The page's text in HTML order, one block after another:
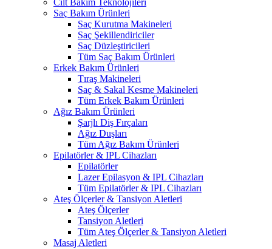
Cilt Bakım Teknolojileri
Saç Bakım Ürünleri
Saç Kurutma Makineleri
Saç Şekillendiriciler
Saç Düzleştiricileri
Tüm Saç Bakım Ürünleri
Erkek Bakım Ürünleri
Tıraş Makineleri
Saç & Sakal Kesme Makineleri
Tüm Erkek Bakım Ürünleri
Ağız Bakım Ürünleri
Şarjlı Diş Fırçaları
Ağız Duşları
Tüm Ağız Bakım Ürünleri
Epilatörler & IPL Cihazları
Epilatörler
Lazer Epilasyon & IPL Cihazları
Tüm Epilatörler & IPL Cihazları
Ateş Ölçerler & Tansiyon Aletleri
Ateş Ölçerler
Tansiyon Aletleri
Tüm Ateş Ölçerler & Tansiyon Aletleri
Masaj Aletleri